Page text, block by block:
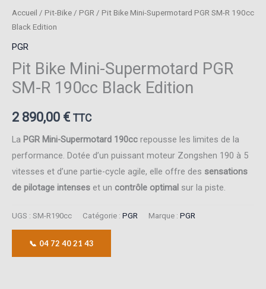
Accueil / Pit-Bike / PGR / Pit Bike Mini-Supermotard PGR SM-R 190cc
Black Edition
PGR
Pit Bike Mini-Supermotard PGR
SM-R 190cc Black Edition
2 890,00 € TTC
La PGR Mini-Supermotard 190cc repousse les limites de la
performance. Dotée d’un puissant moteur Zongshen 190 à 5
vitesses et d’une partie-cycle agile, elle offre des sensations
de pilotage intenses et un contrôle optimal sur la piste.
UGS : SM-R190cc Catégorie : PGR Marque : PGR
📞 04 72 40 21 43